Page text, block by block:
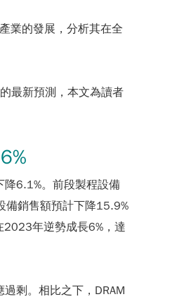
業的發展，分析其在全
最新預測，本文為讀者
6.1%。前段製程設備
備銷售額預計下降15.9%
年逆勢成長6%，達
剩。相比之下，DRAM